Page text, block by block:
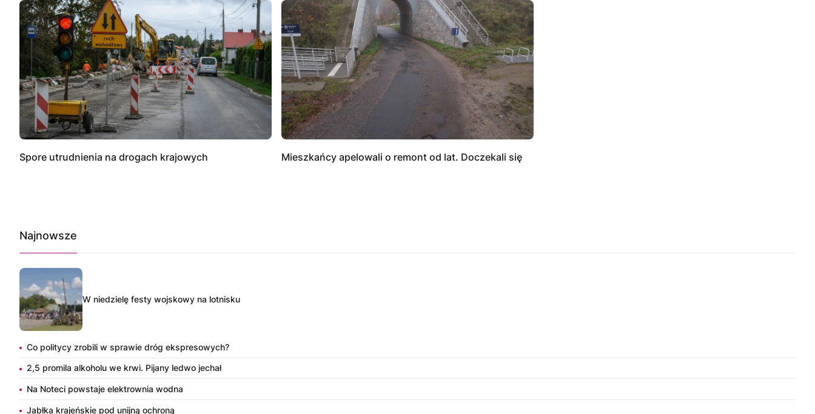
Spore utrudnienia na drogach krajowych Mieszkańcy apelowali o remont od lat. Doczekali się
Najnowsze
W niedzielę festy wojskowy na lotnisku
Co politycy zrobili w sprawie dróg ekspresowych?
2,5 promila alkoholu we krwi. Pijany ledwo jechał
Na Noteci powstaje elektrownia wodna
Jabłka krajeńskie pod unijną ochroną